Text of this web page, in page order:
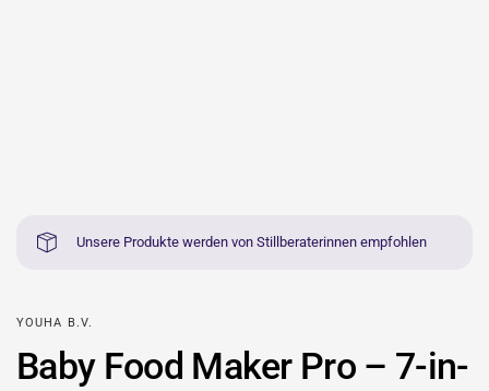
Unsere Produkte werden von Stillberaterinnen empfohlen
YOUHA B.V.
Baby Food Maker Pro – 7-in-